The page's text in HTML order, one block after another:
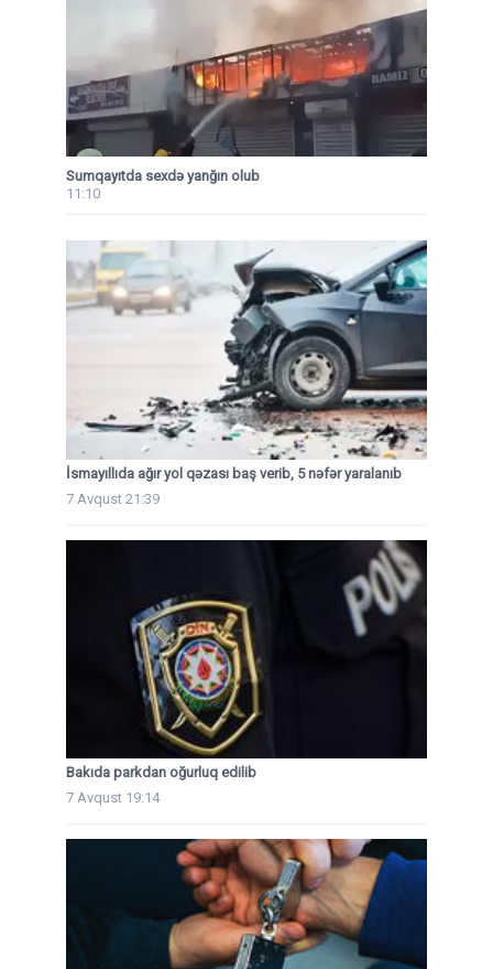
Sumqayıtda sexdə yanğın olub
11:10
İsmayıllıda ağır yol qəzası baş verib, 5 nəfər yaralanıb
7 Avqust 21:39
Bakıda parkdan oğurluq edilib
7 Avqust 19:14